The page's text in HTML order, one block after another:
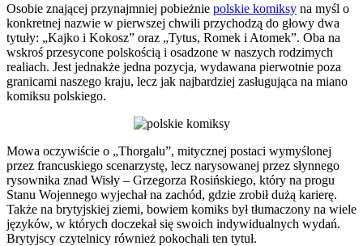
Osobie znającej przynajmniej pobieżnie polskie komiksy na myśl o
konkretnej nazwie w pierwszej chwili przychodzą do głowy dwa
tytuły: „Kajko i Kokosz” oraz „Tytus, Romek i Atomek”. Oba na
wskroś przesycone polskością i osadzone w naszych rodzimych
realiach. Jest jednakże jedna pozycja, wydawana pierwotnie poza
granicami naszego kraju, lecz jak najbardziej zasługująca na miano
komiksu polskiego.
Mowa oczywiście o „Thorgalu”, mitycznej postaci wymyślonej
przez francuskiego scenarzystę, lecz narysowanej przez słynnego
rysownika znad Wisły – Grzegorza Rosińskiego, który na progu
Stanu Wojennego wyjechał na zachód, gdzie zrobił dużą karierę.
Także na brytyjskiej ziemi, bowiem komiks był tłumaczony na wiele
języków, w których doczekał się swoich indywidualnych wydań.
Brytyjscy czytelnicy również pokochali ten tytuł.